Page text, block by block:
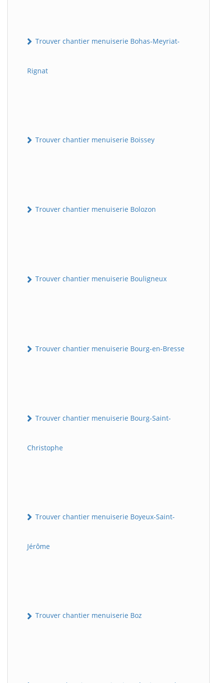
Trouver chantier menuiserie Bohas-Meyriat-
Rignat
Trouver chantier menuiserie Boissey
Trouver chantier menuiserie Bolozon
Trouver chantier menuiserie Bouligneux
Trouver chantier menuiserie Bourg-en-Bresse
Trouver chantier menuiserie Bourg-Saint-
Christophe
Trouver chantier menuiserie Boyeux-Saint-
Jérôme
Trouver chantier menuiserie Boz